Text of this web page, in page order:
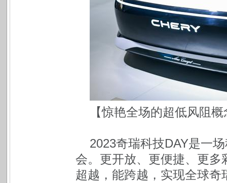
【惊艳全场的超低风阻
2023奇瑞科技DAY是一
会。更开放、更便捷、更
超越，能跨越，实现全球